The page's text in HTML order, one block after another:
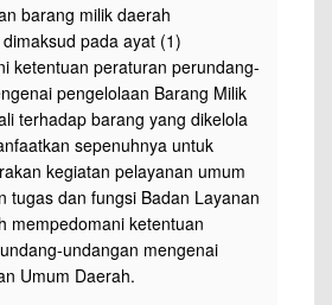
barang milik daerah
pada ayat (1)
ketentuan peraturan perundang-
pengelolaan Barang Milik
terhadap barang yang dikelola
sepenuhnya untuk
kegiatan pelayanan umum
tugas dan fungsi Badan Layanan
mempedomani ketentuan
undangan mengenai
Umum Daerah.